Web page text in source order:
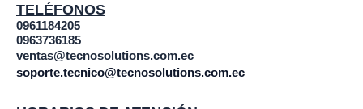
TELÉFONOS
0961184205
0963736185
ventas@tecnosolutions.com.ec
soporte.tecnico@tecnosolutions.com.ec